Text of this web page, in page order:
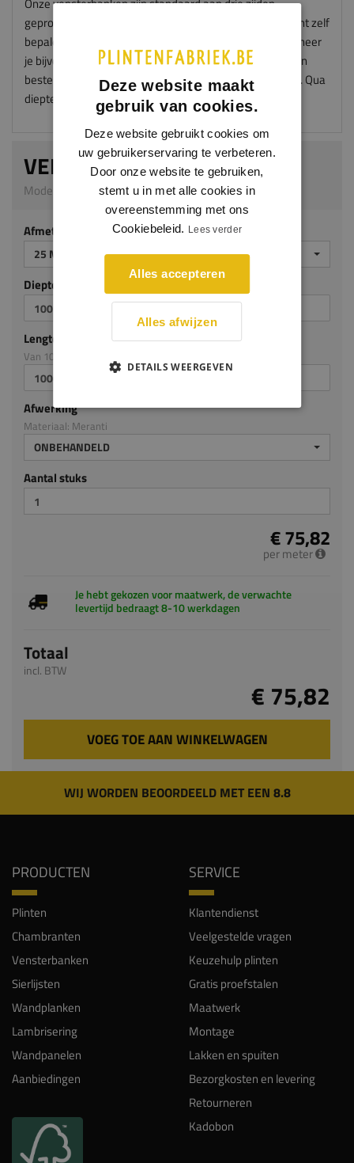
Onze vensterbanken zijn standaard aan drie zijden
geprofileerd en worden zonder "oortjes" geleverd. Je kunt zelf
bepalen hoe groot de oortjes worden na montage. Wanneer
je bijvoorbeeld oortjes wil van 50mm aan iedere zijde dan
bestel je je vensterbank met een overmaat van 100mm. Qua
diepte kies je dan 50mm meer.
VENSTERBANK RHEA
Model 5012_M | 25 mm dik | Meranti
Afmeting
25 MM DIK
Diepte mm (milimeters)
Lengte mm (milimeters)
Van 100mm tot en met 3050mm
Afwerking
Materiaal: Meranti
ONBEHANDELD
Aantal stuks
€ 75,82
per meter
Je hebt gekozen voor maatwerk, de verwachte
levertijd bedraagt 8-10 werkdagen
Totaal
incl. BTW
€ 75,82
VOEG TOE AAN WINKELWAGEN
WIJ WORDEN BEOORDEELD MET EEN 8.8
PRODUCTEN
Plinten
Chambranten
Vensterbanken
Sierlijsten
Wandplanken
Lambrisering
Wandpanelen
Aanbiedingen
SERVICE
Klantendienst
Veelgestelde vragen
Keuzehulp plinten
Gratis proefstalen
Maatwerk
Montage
Lakken en spuiten
Bezorgkosten en levering
Retourneren
Kadobon
Deze website maakt
gebruik van cookies.
Deze website gebruikt cookies om
uw gebruikerservaring te verbeteren.
Door onze website te gebruiken,
stemt u in met alle cookies in
overeenstemming met ons
Cookiebeleid. Lees verder
Alles accepteren
Alles afwijzen
DETAILS WEERGEVEN